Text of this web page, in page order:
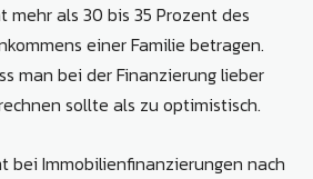
als 30 bis 35 Prozent des
einer Familie betragen.
man bei der Finanzierung lieber
sollte als zu optimistisch.
bei Immobilienfinanzierungen nach